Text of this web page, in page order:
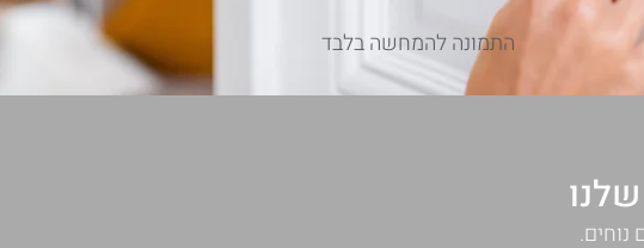
התמונה להמחשה בלבד
נוחים.